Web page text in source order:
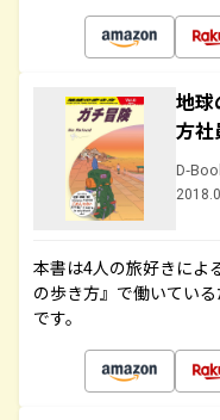
地球
方社
D-
本書は4人の旅好きによ
の歩き方』で働いてい
です。